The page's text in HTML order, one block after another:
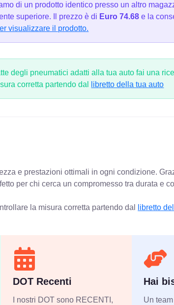
di un prodotto identico presso un altro
superiore. Il prezzo è di Euro 74.68 e la
visualizzare il prodotto.
degli pneumatici adatti alla tua auto fai una
corretta partendo dal
libretto della tua auto
e prestazioni ottimali in ogni condizione.
per chi cerca un compromesso tra durata e
la misura corretta partendo dal libretto
DOT Recenti
I nostri DOT sono RECENTI,
Hai
Un team